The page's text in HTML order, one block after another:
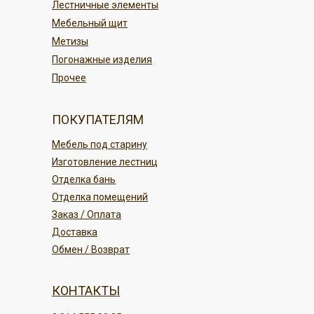
ПОДРОБНЕЕ
Отделка бань
Изготовление лестниц
Мебель под старину
ПОКУПАТЕЛЯМ
Прочее
Метизы
Погонажные изделия
Мебельный щит
Лестничные элементы
КОНТАКТЫ
Обмен / Возврат
Отделка помещений
Заказ / Оплата
Доставка